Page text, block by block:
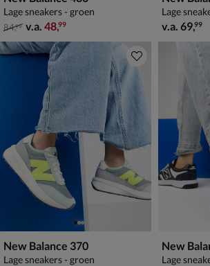
Lage sneakers - groen
van € 84,99 vanaf € 48,99
84,99 v.a. 48,99
Lage
vanaf €
v.a. 69,99
New Balance 370
Lage sneakers - groen
New
Lage